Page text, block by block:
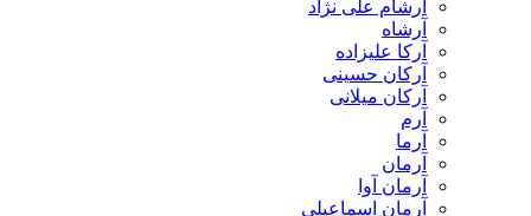
آرشام علی نژاد
آرشاه
آرکا علیزاده
آرکان حسینی
آرکان میلانی
آرم
آرما
آرمان
آرمان آوا
آرمان اسماعیلی